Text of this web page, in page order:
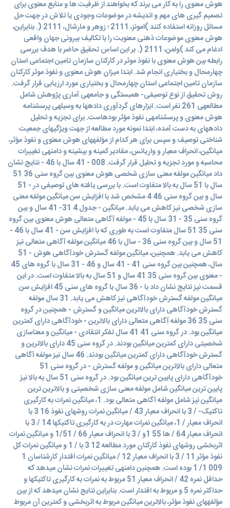
هوش معنوى را به کار مى برند که بخواهند از ظرفیت ها و منابع معنوى براى
تصمیم گیرى هاى مهم و انديشه در موضوعات وجودى يا تلاش در جهت حل
مسائل روزانه استفاده کنند )امونز، 2111 ؛ زوهر و مارشال، 2111 (. بنابراين،
هوش معنوى موضوعات ذهنى معنويت را با تکالیف بیرونى جهان واقعى
ادغام مى کند )ولمن، 2111 (. بر اين اساس تحقیق حاضر با هدف بررسی
رابطه بین هوش معنوی با نفوذ موثر در کارکنان سازمان تامین اجتماعی استان
چهارمحال و بختیاری انجام شد. ابتدا میزان هوش معنوی و نفوذ موثر کارکنان
سازمان تامین اجتماعی استان چهارمحال و بختیاری مورد ارزيابی قرار گرفت.
روش تحقیق از نوع توصیفی- همبستگی و جامعهی آماری پژوهش شامل
مطالعهی 261 نفر است. ابزارهای گردآوری دادهها به وسیلهی پرسشنامه
هوش معنوی و پرسشنامهی نفوذ مؤثر بودهاست. برای تجزيه و تحلیل
دادههای به دست آمده، ابتدا نمونه مورد مطالعه از جهت ويژگیهای جمعیت
شناختی توصیف و سپس برای هر کدام از مؤلفههای هوش معنوی و نفوذ مؤثر،
میانگین، انحراف معیار و واريانس، مقادير کمینه و بیشینه و دامنهی تغییرات
محاسبه و مورد تجزيه و تحلیل قرار گرفت. 008 - 41 سال با 46 - نتايج نشان
داد میانگین مولفه معنی سازی شخصی هوش معنوی بین گروه سنی 36 51
سال با 51 سال به بالا متفاوت است. با بررسی يافته های توصیفی در - 51
سال و بین گروه سنی 46 4 مشخص شد با افزايش سن میانگین مولفه معنی
سازی شخصی نیز کاهش می يابد. میانگین - جدول 4 31- 41 سال و بین
گروه سنی 35 - 31 سال با 45 - مولفه آگاهی متعالی هوش معنوی بین گروه
سنی 35 51 سال متفاوت است به طوری که با افزايش سن - 41 سال با 46 -
51 سال و بین گروه سنی 36 - سال با 46 میانگین مولفه آگاهی متعالی نیز
کاهش می يابد. همچنین، میانگین مولفه گسترش خودآگاهی هوش - 51
سال، همچنین بین گروه سنی 41 - 41 سال و 46 - 31 سال با گروه های 45
- معنوی بین گروه سنی 35 41 سال و 51 سال به بالا متفاوت است. در اين
قسمت نیز نتايج نشان داد با - 36 سال با گروه های سنی 45 افزايش سن
میانگین مولفه گسترش خودآگاهی نیز کاهش می يابد. 31 سال مولفه
گسترش خودآگاهی دارای بالاترين میانگین و گسترش - همچنین در گروه
سنی 35 36 مولفه آگاهی متعالی دارای بالاترين - خودآگاهی دارای کمترين
میانگین بود. در گروه سنی 41 41 سال تفکر انتقادی - میانگین و معناسازی
شخصیتی دارای کمترين میانگین بودند. در گروه سنی 45 دارای بالاترين و
گسترش خودآگاهی دارای کمترين میانگین بودند. 46 سال نیز مولفه آگاهی
متعالی دارای بالاترين میانگین و مولفه گسترش - در گروه سنی 51
خودآگاهی دارای پايین ترين میانگین بود. در گروه سنی 51 سال به بالا نیز
پايین ترين میانگین شامل مولفه معنی سازی شخصیتی و بالاترين ترين
میانگین نیز شامل مولفه آگاهی متعالی بود. 1، میانگین نمرات به کارگیری
تاکتیک- / 3 با انحراف معیار 43 / میانگین نمرات روشهای نفوذ 16 3 با
انحراف معیار / 1، میانگین نمرات مهارت در به کارگیری تاکتیکها 14 / 3 با
انحراف معیار 64 / ها 55 1و / 3 با انحراف معیار 66 / 1/51 و میانگین نمرات
اثربخشی روشهای نفوذ کارکنان مورد مطالعه 12 3 با / 1 و میانگین نمرات کل
نفوذ مؤثر 11 / 3 با انحراف معیار 12 / میانگین نمرات اقتدار کارشناسان 1
009 1/ 1 بوده است. همچنین دامنهی تغییرات نمرات نشان میدهد که
حداقل نمره 42 / انحراف معیار 51 مربوط به نمرات به کارگیری تاکتیکها و
حداکثر نمره 5 و مربوط به اقتدار است. بنابراين نتايج نشان میدهد که از بین
مؤلفههای نفوذ مؤثر، بالاترين میانگین مربوط به اثربخشی و کمترين آن مربوط